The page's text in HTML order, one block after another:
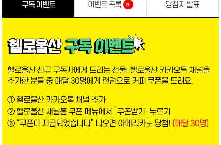
구독 이벤트 이벤트 목록 n 당첨자 발표
헬로울산 신규 구독자에게 드리는 선물! 헬로울산 카카오톡 채널을
추가한 분들 중 매달 30명에게 랜덤으로 커피 쿠폰을 드려요.
① 헬로울산 카카오톡 채널 추가
② 헬로울산 채널홈 쿠폰 메뉴에서 “쿠폰받기” 누르기
③ “쿠폰이 지급되었습니다” 나오면 아메리카노 당첨! (매달 30명)